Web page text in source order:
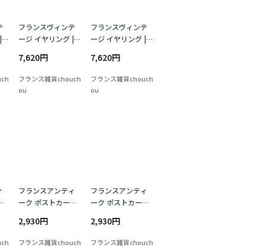
フランスヴィンテ
ージ イヤリング |
ルビーレッドガラ
ス | 1950～60年頃
7,620円
フランス雑貨chouch
ou
フランスヴィンテ
ージ イヤリング |タ
ザイクタイル風ガ
ラス | 1950～60年
7,620円
フランス雑貨chouch
ou
|
1
フランスアンティ
ーク ポストカード |
忘草 エンボス加工
（小鳥と草花）| 19
2,930円
フランス雑貨chouch
フランスアンティ
ーク ポストカード |
ンボス加工（小鳥
と草花）| （B02
2,930円
フランス雑貨chouch